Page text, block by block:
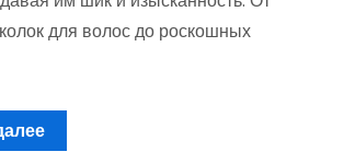
для волос до роскошных